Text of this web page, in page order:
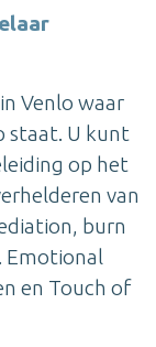
Venlo waar
staat. U kunt
op het
van
burn
Emotional
en Touch of